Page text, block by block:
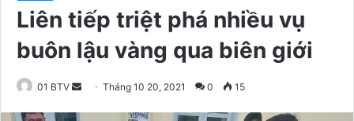
Liên tiếp triệt phá nhiều vụ
buôn lậu vàng qua biên giới
01 BTV Tháng 10 20, 2021 0 15